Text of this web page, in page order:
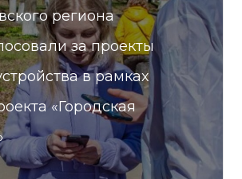
региона
за проекты
в рамках
«Городская